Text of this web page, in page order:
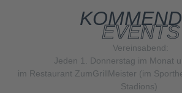
EVENTS
Vereinsabend:
Jeden 1. Donnerstag im Monat
im Restaurant ZumGrillMeister (im
Stadions)